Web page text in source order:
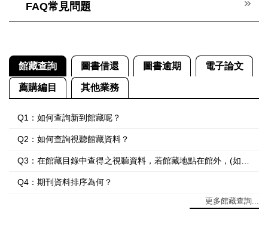
FAQ常見問題
館藏查詢 圖書借還 圖書逾期 電子論文
薦購編目 其他業務
Q1：如何查詢新到館藏呢？
Q2：如何查詢視聽館藏資料？
Q3：在館藏目錄中查得之視聽資料，若館藏地點在館外，(如音像紀錄所)，請問如何找到所需之資料呢？
Q4：期刊資料排序為何？
更多館藏查詢...